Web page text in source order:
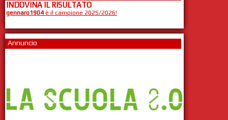
INDOVINA IL RISULTATO
gennaro1904è il campione 2025/2026!
Annuncio